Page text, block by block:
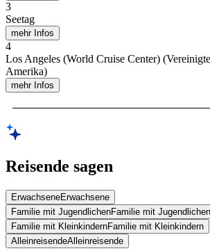
3
Seetag
mehr Infos
4
Los Angeles (World Cruise Center)
Amerika)
mehr Infos
Reisende sagen
ErwachseneErwachsene
Familie mit JugendlichenFamilie mit Jugendlichen
Familie mit KleinkindernFamilie mit Kleinkindern
AlleinreisendeAlleinreisende